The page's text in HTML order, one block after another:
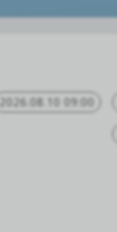
2026.08.10 09:00